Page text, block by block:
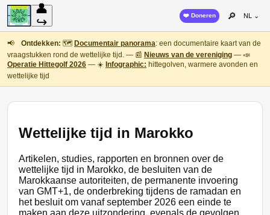
👤
↪
❤️ Doneren 🔎 NL ⌄
📢 Ontdekken: 🗺️ Documentair panorama: een documentaire kaart van de
vraagstukken rond de wettelijke tijd. — 📰 Nieuws van de vereniging — 📣
Operatie Hittegolf 2026 — ☀️ Infographic: hittegolven, warmere avonden en
wettelijke tijd
Wettelijke tijd in Marokko
Artikelen, studies, rapporten en bronnen over de
wettelijke tijd in Marokko, de besluiten van de
Marokkaanse autoriteiten, de permanente invoering
van GMT+1, de onderbreking tijdens de ramadan en
het besluit om vanaf september 2026 een einde te
maken aan deze uitzondering, evenals de gevolgen